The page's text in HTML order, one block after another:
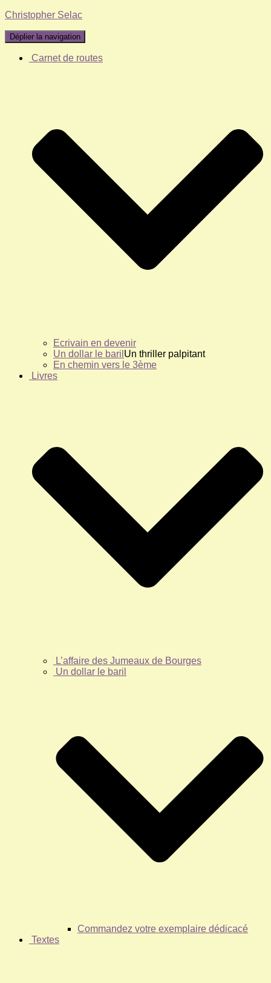
Christopher Selac
Déplier la navigation
Carnet de routes
Ecrivain en devenir
Un dollar le baril Un thriller palpitant
En chemin vers le 3ème
Livres
L’affaire des Jumeaux de Bourges
Un dollar le baril
Commandez votre exemplaire dédicacé
Textes